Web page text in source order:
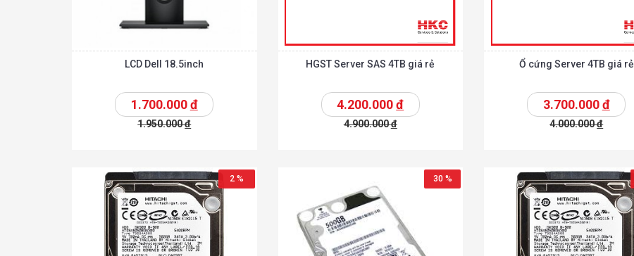
LCD Dell 18.5inch
1.700.000đ
1.950.000đ
HGST Server SAS 4TB giá rẻ
4.200.000đ
4.900.000đ
Ổ cứng Server 4TB giá rẻ
3.700.000đ
4.000.000đ
2 % 30 %